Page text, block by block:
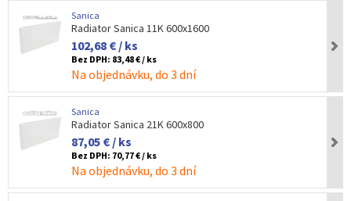
Sanica
Radiator Sanica 11K 600x1600
102,68 € / ks
Bez DPH: 83,48 € / ks
Na objednávku, do 3 dní
Sanica
Radiator Sanica 21K 600x800
87,05 € / ks
Bez DPH: 70,77 € / ks
Na objednávku, do 3 dní